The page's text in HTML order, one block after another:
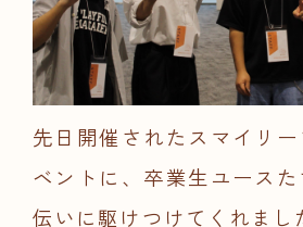
先日開催されたスマイリ
ベントに、卒業生ユース
伝いに駆けつけてくれまし